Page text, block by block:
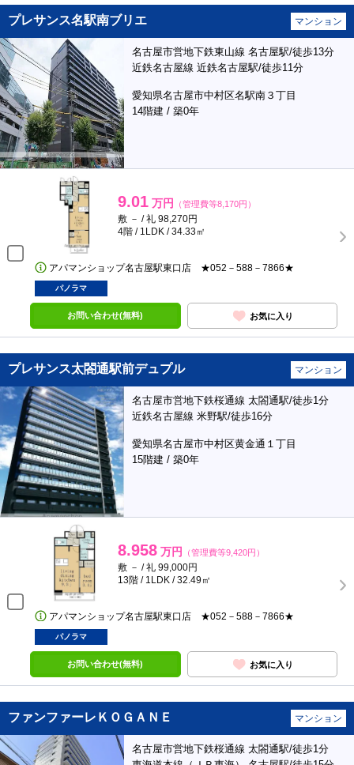
プレサンス名駅南ブリエ マンション
名古屋市営地下鉄東山線 名古屋駅/徒歩13分
近鉄名古屋線 近鉄名古屋駅/徒歩11分
愛知県名古屋市中村区名駅南３丁目
14階建 / 築0年
9.01 万円 （管理費等8,170円）
敷 － / 礼 98,270円
4階 / 1LDK / 34.33㎡
アパマンショップ名古屋駅東口店 ★052－588－7866★
パノラマ
お問い合わせ(無料) お気に入り
プレサンス太閤通駅前デュプル マンション
名古屋市営地下鉄桜通線 太閤通駅/徒歩1分
近鉄名古屋線 米野駅/徒歩16分
愛知県名古屋市中村区黄金通１丁目
15階建 / 築0年
8.958 万円 （管理費等9,420円）
敷 － / 礼 99,000円
13階 / 1LDK / 32.49㎡
アパマンショップ名古屋駅東口店 ★052－588－7866★
パノラマ
お問い合わせ(無料) お気に入り
ファンファーレＫＯＧＡＮＥ マンション
名古屋市営地下鉄桜通線 太閤通駅/徒歩1分